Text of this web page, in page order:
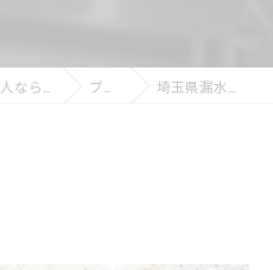
ブログ 埼玉県漏水復旧工事